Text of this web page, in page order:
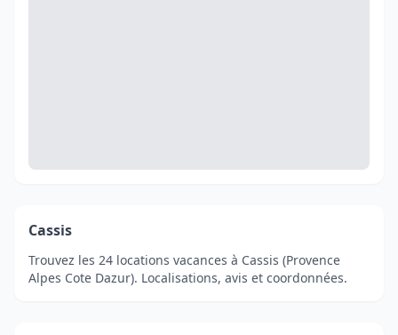
Cassis
Trouvez les 24 locations vacances à Cassis (Provence
Alpes Cote Dazur). Localisations, avis et coordonnées.